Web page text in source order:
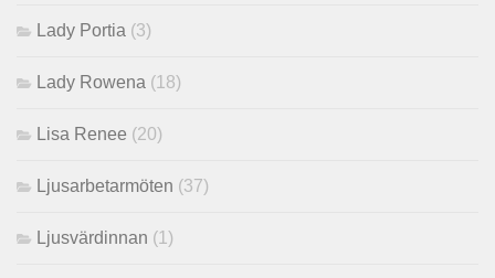
Lady Portia (3)
Lady Rowena (18)
Lisa Renee (20)
Ljusarbetarmöten (37)
Ljusvärdinnan (1)